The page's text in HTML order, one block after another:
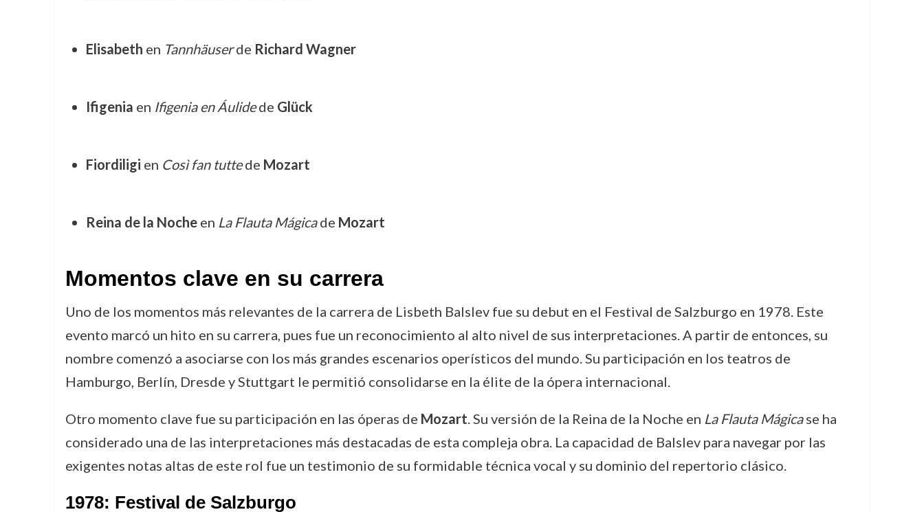
Elisabeth en Tannhäuserde Richard Wagner
Ifigenia en Ifigenia en Áulidede Glück
Fiordiligi en Così fan tuttede Mozart
Reina de la Nocheen La Flauta Mágicade Mozart
Momentos clave en su carrera
Uno de los momentos más relevantes de la carrera de Lisbeth Balslev fue su debut en el Festival de Salzburgo en 1978. Este
evento marcó un hito en su carrera, pues fue un reconocimiento al alto nivel de sus interpretaciones. A partir de entonces, su
nombre comenzó a asociarse con los más grandes escenarios operísticos del mundo. Su participación en los teatros de
Hamburgo, Berlín, Dresde y Stuttgart le permitió consolidarse en la élite de la ópera internacional.
Otro momento clave fue su participación en las óperas de Mozart. Su versión de la Reina de la Noche en La Flauta Mágicase ha
considerado una de las interpretaciones más destacadas de esta compleja obra. La capacidad de Balslev para navegar por las
exigentes notas altas de este rol fue un testimonio de su formidable técnica vocal y su dominio del repertorio clásico.
1978: Festival de Salzburgo